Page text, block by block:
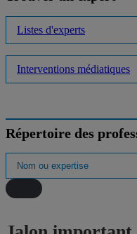
Listes d'experts
Interventions médiatiques
Répertoire des